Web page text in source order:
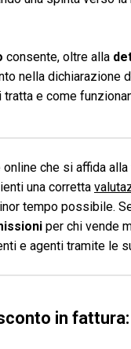
consente, oltre alla
nella dichiarazione
tratta e come
che si affida
una corretta
tempo possibile.
per chi vende
e agenti tramite le
in